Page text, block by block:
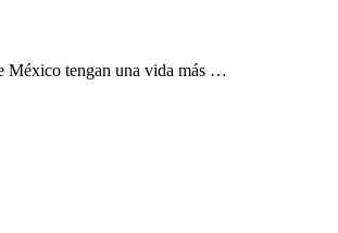
México tengan una vida más …